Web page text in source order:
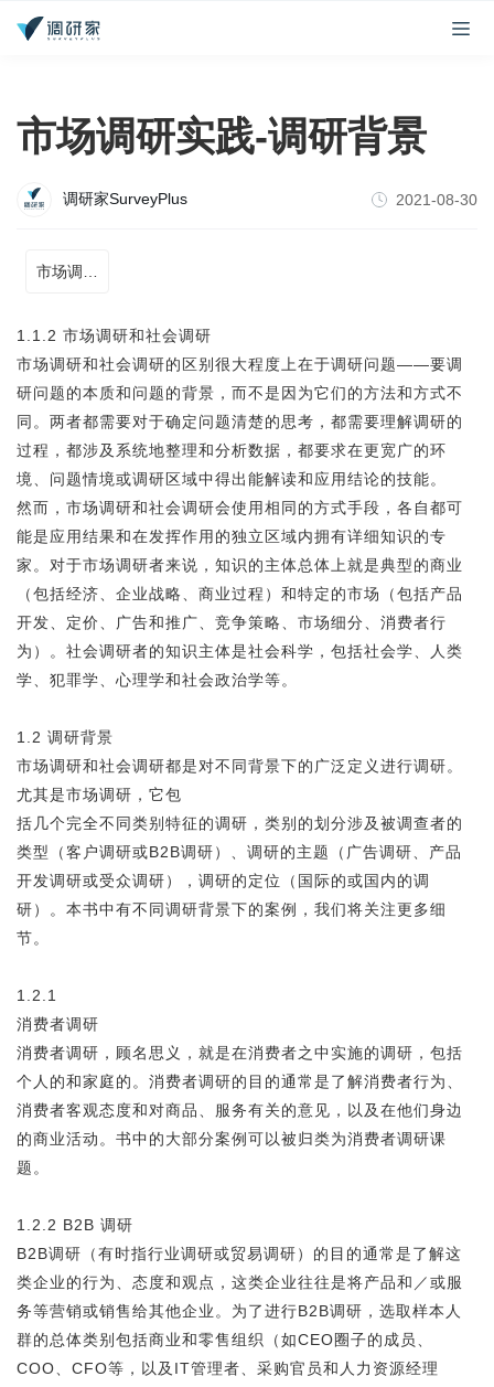
市场调研实践-调研背景
调研家SurveyPlus 2021-08-30
1.1.2 市场调研和社会调研
市场调研和社会调研的区别很大程度上在于调研问题——要调
研问题的本质和问题的背景，而不是因为它们的方法和方式不
同。两者都需要对于确定问题清楚的思考，都需要理解调研的
过程，都涉及系统地整理和分析数据，都要求在更宽广的环
境、问题情境或调研区域中得出能解读和应用结论的技能。
然而，市场调研和社会调研会使用相同的方式手段，各自都可
能是应用结果和在发挥作用的独立区域内拥有详细知识的专
家。对于市场调研者来说，知识的主体总体上就是典型的商业
（包括经济、企业战略、商业过程）和特定的市场（包括产品
开发、定价、广告和推广、竞争策略、市场细分、消费者行
为）。社会调研者的知识主体是社会科学，包括社会学、人类
学、犯罪学、心理学和社会政治学等。
1.2 调研背景
市场调研和社会调研都是对不同背景下的广泛定义进行调研。
尤其是市场调研，它包
括几个完全不同类别特征的调研，类别的划分涉及被调查者的
类型（客户调研或B2B调研）、调研的主题（广告调研、产品
开发调研或受众调研），调研的定位（国际的或国内的调
研）。本书中有不同调研背景下的案例，我们将关注更多细
节。
1.2.1
消费者调研
消费者调研，顾名思义，就是在消费者之中实施的调研，包括
个人的和家庭的。消费者调研的目的通常是了解消费者行为、
消费者客观态度和对商品、服务有关的意见，以及在他们身边
的商业活动。书中的大部分案例可以被归类为消费者调研课
题。
1.2.2 B2B 调研
B2B调研（有时指行业调研或贸易调研）的目的通常是了解这
类企业的行为、态度和观点，这类企业往往是将产品和／或服
务等营销或销售给其他企业。为了进行B2B调研，选取样本人
群的总体类别包括商业和零售组织（如CEO圈子的成员、
COO、CFO等，以及IT管理者、采购官员和人力资源经理